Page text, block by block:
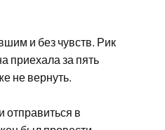
и без чувств. Рик
приехала за пять
не вернуть.
в